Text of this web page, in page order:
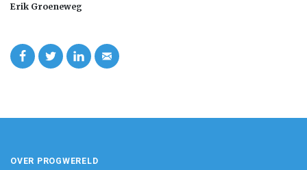
Erik Groeneweg
OVER PROGWERELD